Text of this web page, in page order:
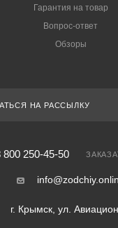
Гарантия на товар
Вопрос-ответ
Обзоры
НА РАССЫЛКУ
800 250-45-50
г. Крымск, ул.